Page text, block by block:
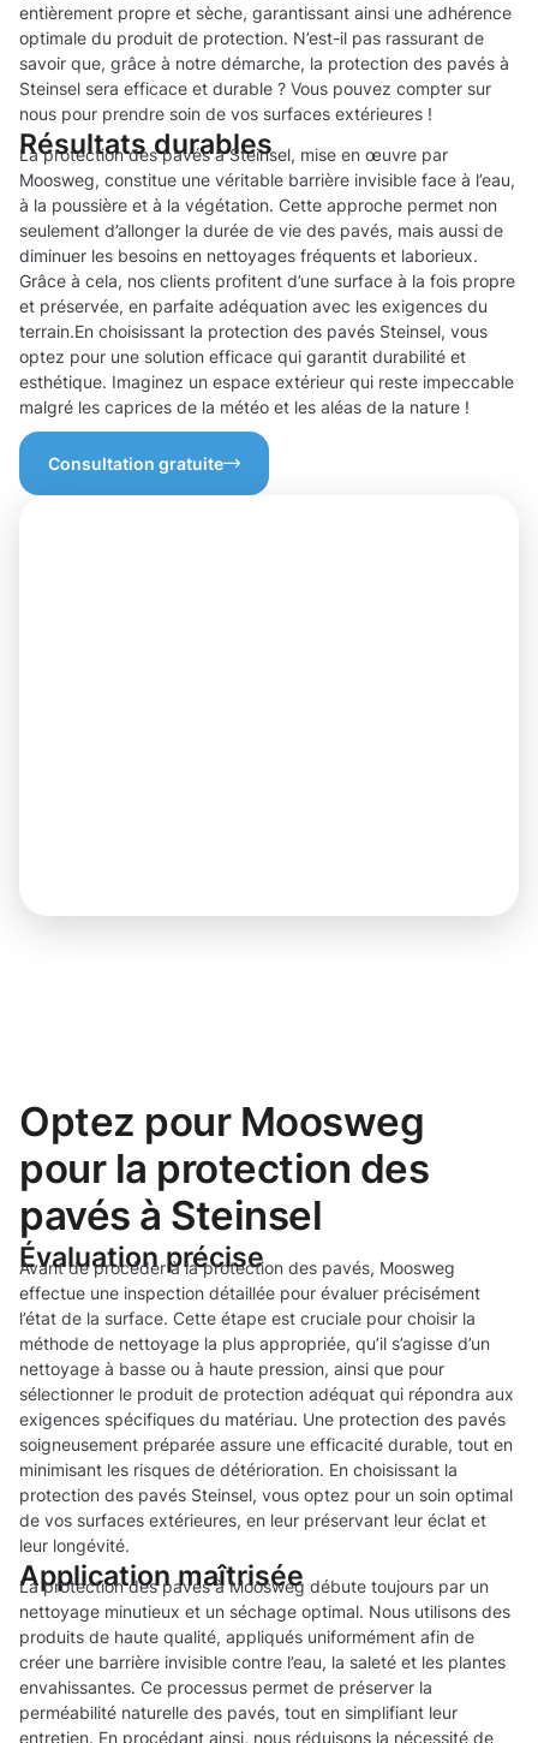
entièrement propre et sèche, garantissant ainsi une adhérence
optimale du produit de protection. N’est-il pas rassurant de
savoir que, grâce à notre démarche, la protection des pavés à
Steinsel sera efficace et durable ? Vous pouvez compter sur
nous pour prendre soin de vos surfaces extérieures !
Résultats durables
La protection des pavés à Steinsel, mise en œuvre par
Moosweg, constitue une véritable barrière invisible face à l’eau,
à la poussière et à la végétation. Cette approche permet non
seulement d’allonger la durée de vie des pavés, mais aussi de
diminuer les besoins en nettoyages fréquents et laborieux.
Grâce à cela, nos clients profitent d’une surface à la fois propre
et préservée, en parfaite adéquation avec les exigences du
terrain.En choisissant la protection des pavés Steinsel, vous
optez pour une solution efficace qui garantit durabilité et
esthétique. Imaginez un espace extérieur qui reste impeccable
malgré les caprices de la météo et les aléas de la nature !
Consultation gratuite
Optez pour Moosweg
pour la protection des
pavés à Steinsel
Évaluation précise
Avant de procéder à la protection des pavés, Moosweg
effectue une inspection détaillée pour évaluer précisément
l’état de la surface. Cette étape est cruciale pour choisir la
méthode de nettoyage la plus appropriée, qu’il s’agisse d’un
nettoyage à basse ou à haute pression, ainsi que pour
sélectionner le produit de protection adéquat qui répondra aux
exigences spécifiques du matériau. Une protection des pavés
soigneusement préparée assure une efficacité durable, tout en
minimisant les risques de détérioration. En choisissant la
protection des pavés Steinsel, vous optez pour un soin optimal
de vos surfaces extérieures, en leur préservant leur éclat et
leur longévité.
Application maîtrisée
La protection des pavés à Moosweg débute toujours par un
nettoyage minutieux et un séchage optimal. Nous utilisons des
produits de haute qualité, appliqués uniformément afin de
créer une barrière invisible contre l’eau, la saleté et les plantes
envahissantes. Ce processus permet de préserver la
perméabilité naturelle des pavés, tout en simplifiant leur
entretien. En procédant ainsi, nous réduisons la nécessité de